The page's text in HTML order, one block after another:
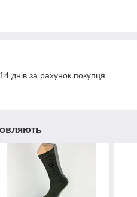
днів за рахунок покупця